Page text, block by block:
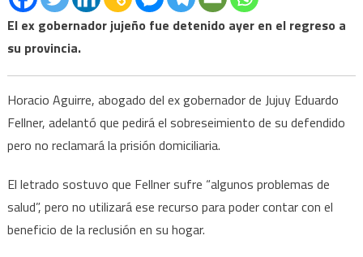
El ex gobernador jujeño fue detenido ayer en el regreso a
su provincia.
Horacio Aguirre, abogado del ex gobernador de Jujuy Eduardo
Fellner, adelantó que pedirá el sobreseimiento de su defendido
pero no reclamará la prisión domiciliaria.
El letrado sostuvo que Fellner sufre “algunos problemas de
salud”, pero no utilizará ese recurso para poder contar con el
beneficio de la reclusión en su hogar.